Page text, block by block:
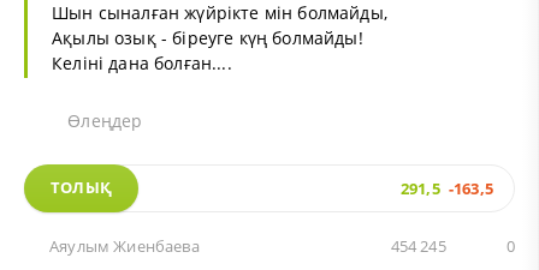
Шын сыналған жүйрікте мін болмайды,
Ақылы озық - біреуге күң болмайды!
Келіні дана болған....
Өлеңдер
ТОЛЫҚ 291,5 -163,5
Аяулым Жиенбаева 0
454 245